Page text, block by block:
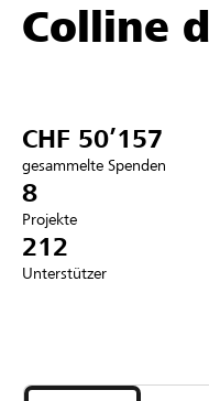
Hilfe & Support
Anmelden
DE FR IT
Colline
CHF 50’157
gesammelte Spenden
8
Projekte
212
Unterstützer
Projekte